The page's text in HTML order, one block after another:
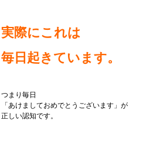
実際にこれは
毎日起きています。
つまり毎日
「あけましておめでとうございます」が
正しい認知です。